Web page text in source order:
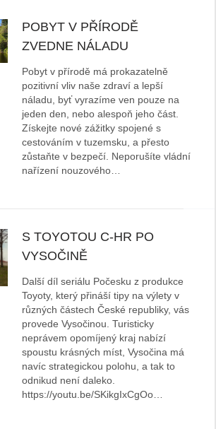
POBYT V PŘÍRODĚ
ZVEDNE NÁLADU
Pobyt v přírodě má prokazatelně
pozitivní vliv naše zdraví a lepší
náladu, byť vyrazíme ven pouze na
jeden den, nebo alespoň jeho část.
Získejte nové zážitky spojené s
cestováním v tuzemsku, a přesto
zůstaňte v bezpečí. Neporušíte vládní
nařízení nouzového…
S TOYOTOU C-HR PO
VYSOČINĚ
Další díl seriálu Počesku z produkce
Toyoty, který přináší tipy na výlety v
různých částech České republiky, vás
provede Vysočinou. Turisticky
neprávem opomíjený kraj nabízí
spoustu krásných míst, Vysočina má
navíc strategickou polohu, a tak to
odnikud není daleko.
https://youtu.be/SKikgIxCgOo…